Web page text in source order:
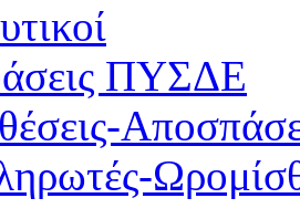
ΠΥΣΔΕ